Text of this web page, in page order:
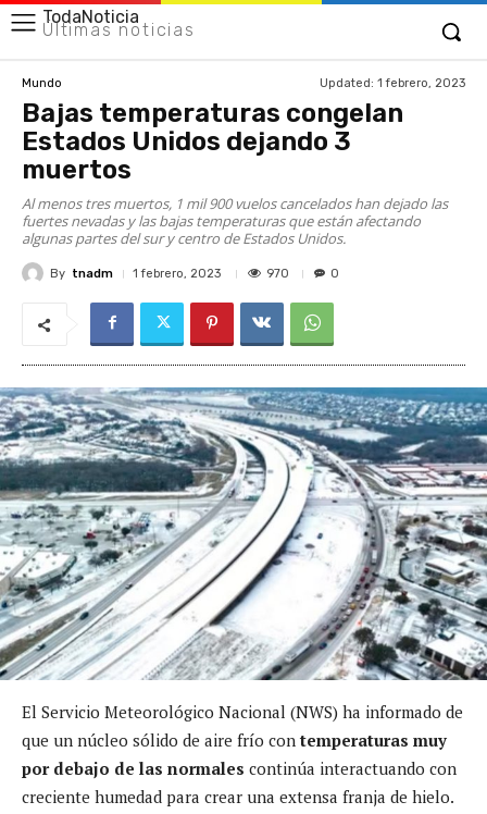
TodaNoticia
Últimas noticias
Mundo Updated: 1 febrero, 2023
Bajas temperaturas congelan
Estados Unidos dejando 3
muertos
Al menos tres muertos, 1 mil 900 vuelos cancelados han dejado las
fuertes nevadas y las bajas temperaturas que están afectando
algunas partes del sur y centro de Estados Unidos.
By tnadm 1 febrero, 2023 970 0
El Servicio Meteorológico Nacional (NWS) ha informado de
que un núcleo sólido de aire frío contemperaturas muy
por debajo de las normales continúa interactuando con
creciente humedad para crear una extensa franja de hielo.